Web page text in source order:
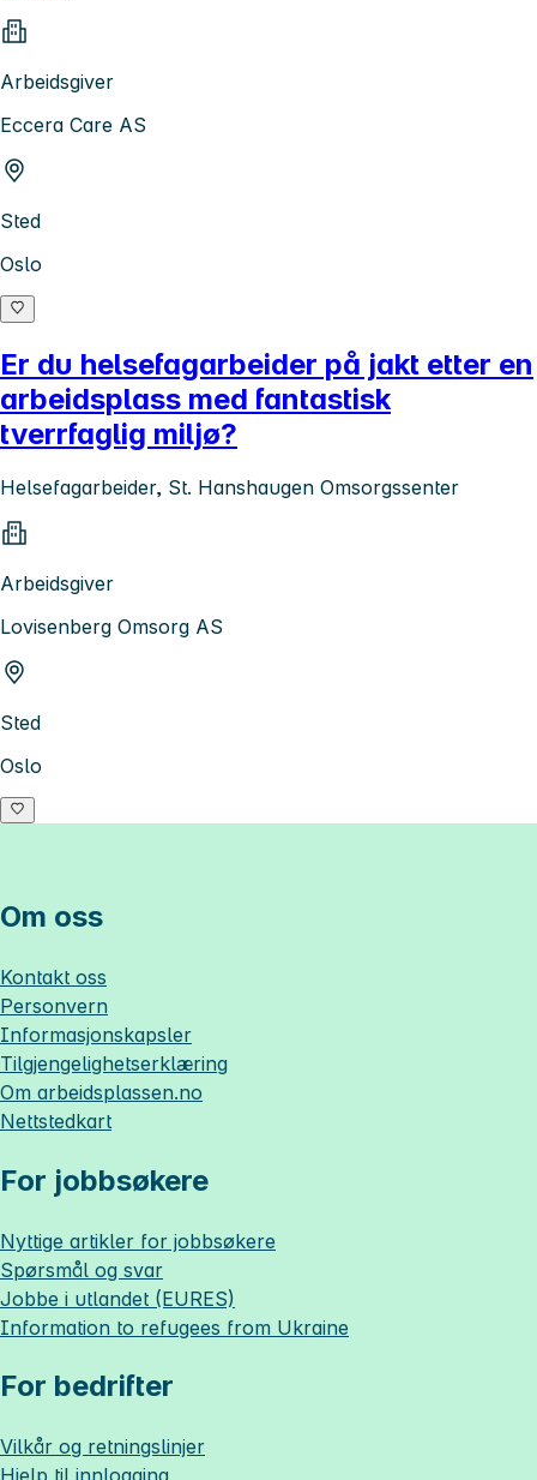
Arbeidsgiver
Eccera Care AS
Sted
Oslo
Er du helsefagarbeider på jakt etter en
arbeidsplass med fantastisk
tverrfaglig miljø?
Helsefagarbeider, St. Hanshaugen Omsorgssenter
Arbeidsgiver
Lovisenberg Omsorg AS
Sted
Oslo
Om oss
Kontakt oss
Personvern
Informasjonskapsler
Tilgjengelighetserklæring
Om arbeidsplassen.no
Nettstedkart
For jobbsøkere
Nyttige artikler for jobbsøkere
Spørsmål og svar
Jobbe i utlandet (EURES)
Information to refugees from Ukraine
For bedrifter
Vilkår og retningslinjer